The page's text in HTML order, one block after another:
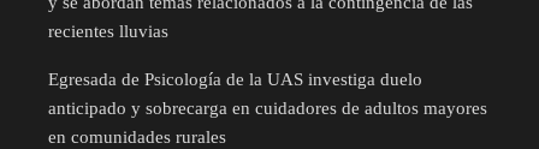
recientes lluvias
Egresada de Psicología de la UAS investiga duelo
anticipado y sobrecarga en cuidadores de adultos mayores
en comunidades rurales